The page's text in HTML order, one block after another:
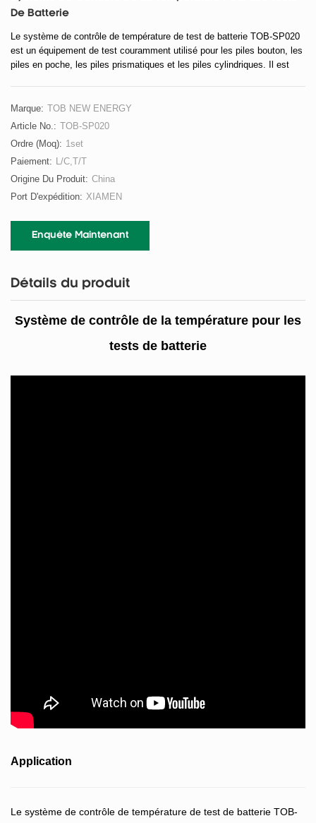
De Batterie
Le système de contrôle de température de test de batterie TOB-SP020
est un équipement de test couramment utilisé pour les piles bouton, les
piles en poche, les piles prismatiques et les piles cylindriques. Il est
décharge de la batterie dans un environnement d'utilisation normal et
fournit des données de test précises.
Marque: TOB NEW ENERGY
Article No.: TOB-SP020
Ordre (moq): 1set
Paiement: L/C,T/T
Origine Du Produit: China
Port D'expédition: XIAMEN
Enquête Maintenant
Détails du produit
Système de contrôle de la température pour les
tests de batterie
Application
Le système de contrôle de température de test de batterie TOB-